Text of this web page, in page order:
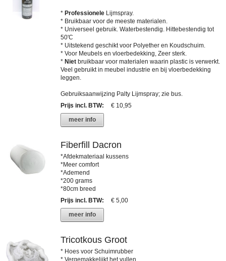
* Professionele Lijmspray.
* Bruikbaar voor de meeste materialen.
* Universeel gebruik. Waterbestendig. Hittebestendig tot
50'C
* Uitstekend geschikt voor Polyether en Koudschuim.
* Voor Meubels en vloerbedekking, Zeer sterk.
* Niet bruikbaar voor materialen waarin plastic is verwerkt.
Veel gebruikt in meubel industrie en bij vloerbedekking
leggen.
Gebruiksaanwijzing Palty Lijmspray; zie bus.
Prijs incl. BTW:
€ 10,95
meer info
Fiberfill Dacron
*Afdekmateriaal kussens
*Meer comfort
*Ademend
*200 grams
*80cm breed
Prijs incl. BTW:
€ 5,00
meer info
Tricotkous Groot
* Hoes voor Schuimrubber